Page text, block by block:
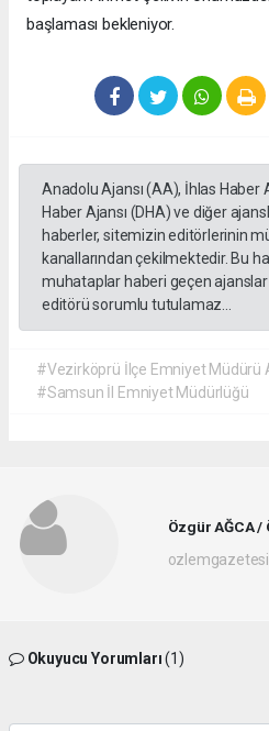
başlaması bekleniyor.
Anadolu Ajansı (AA), İhlas Haber
Haber Ajansı (DHA) ve diğer
haberler, sitemizin editörlerinin
kanallarından çekilmektedir. Bu
muhataplar haberi geçen
editörü sorumlu tutulamaz...
#Vezirköprü İlçe Emniyet Müdürü
#Samsun İl Emniyet Müdürlüğü
Özgür AĞCA /
Okuyucu Yorumları(1)